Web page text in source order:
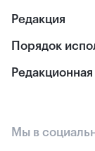
Редакция
Порядок
Мы в